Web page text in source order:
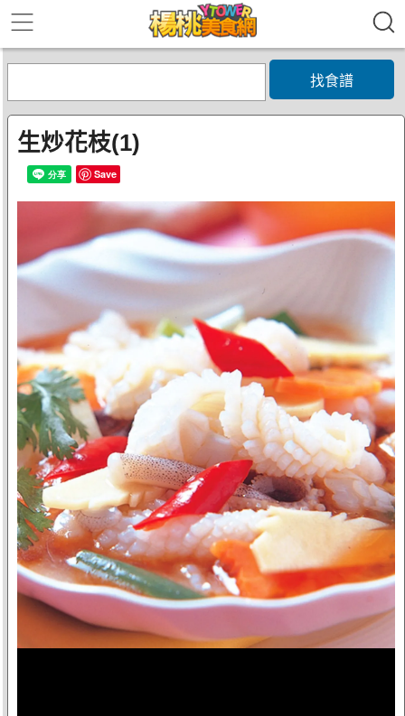
找食譜
生炒花枝(1)
Save